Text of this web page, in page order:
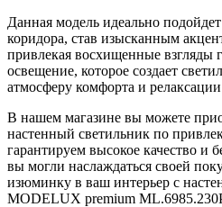
Данная модель идеально
коридора, став изысканным
привлекая восхищенные взгляды
освещение, которое создает
атмосферу комфорта и
В нашем магазине вы можете
настенный светильник по
гарантируем высокое качество и
вы могли наслаждаться своей
изюминку в ваш интерьер с
MODELUX premium